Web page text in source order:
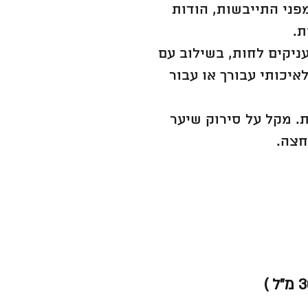
התייבשות, הודות
לחות, בשילוב עם
עבורך או עבור
מקל על סירוק שיער